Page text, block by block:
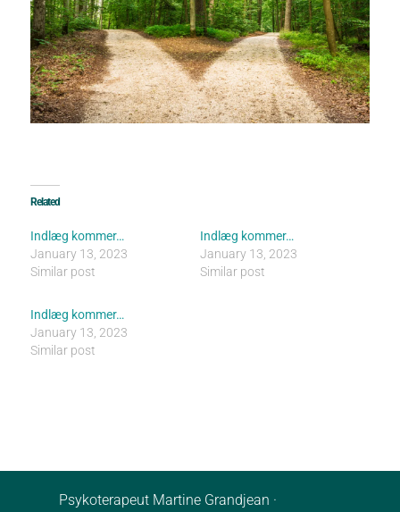
Related
Indlæg kommer…
January 13, 2023
Similar post
Indlæg kommer…
January 13, 2023
Similar post
Indlæg kommer…
January 13, 2023
Similar post
Psykoterapeut Martine Grandjean ·